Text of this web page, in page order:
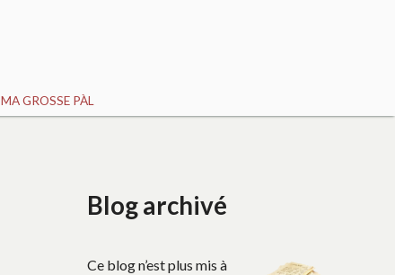
MA GROSSE PÀL
Blog archivé
Ce blog n’est plus mis à